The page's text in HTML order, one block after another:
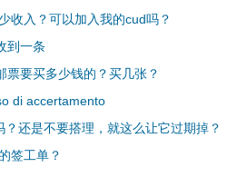
收入？可以加入我的cud吗？
到一条
要买多少钱的？买几张？
di accertamento
还是不要搭理，就这么让它过期掉？
签工单？